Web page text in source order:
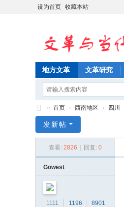
设为首页 收藏本站
地方文革 文革研究
革
» 首页 › 西南地区 › 四川
发新帖
查看: 2826 回复: 0
Gowest
1111
1196
8901